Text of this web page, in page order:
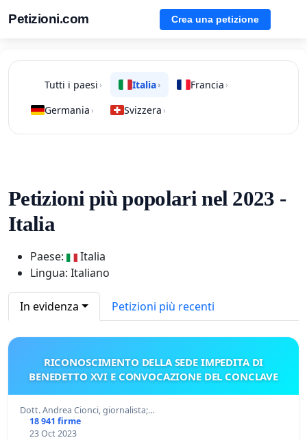
Petizioni.com Crea una petizione
Tutti i paesi › Italia› Francia ›
Germania › Svizzera ›
Petizioni più popolari nel 2023 -
Italia
Paese:
Italia
Lingua: Italiano
In evidenza Petizioni più recenti
RICONOSCIMENTO DELLA SEDE IMPEDITA DI
BENEDETTO XVI E CONVOCAZIONE DEL CONCLAVE
Dott. Andrea Cionci, giornalista;…
18 941 firme
23 Oct 2023